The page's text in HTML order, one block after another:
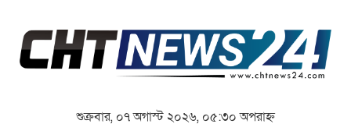
শুক্রবার, ০৭ অগাস্ট ২০২৬, ০৫:৩০ অপরাহ্ন